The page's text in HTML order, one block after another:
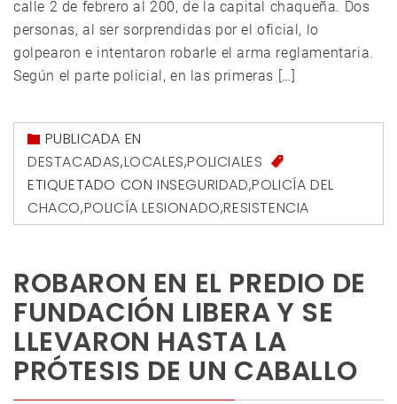
calle 2 de febrero al 200, de la capital chaqueña. Dos
personas, al ser sorprendidas por el oficial, lo
golpearon e intentaron robarle el arma reglamentaria.
Según el parte policial, en las primeras […]
PUBLICADA EN
DESTACADAS,LOCALES,POLICIALES
ETIQUETADO CON INSEGURIDAD,POLICÍA DEL
CHACO,POLICÍA LESIONADO,RESISTENCIA
ROBARON EN EL PREDIO DE
FUNDACIÓN LIBERA Y SE
LLEVARON HASTA LA
PRÓTESIS DE UN CABALLO